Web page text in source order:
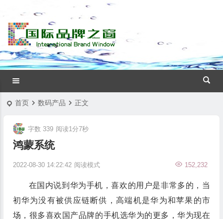
首页 数码产品 正文
鸿蒙系统
2022-08-30 14:22:42 152,232
字数 339 阅读1分7秒
阅读模式
在国内说到华为手机，喜欢的用户是非常多的，当
初华为没有被供应链断供，高端机是华为和苹果的市
场，很多喜欢国产品牌的手机选华为的更多，华为现在